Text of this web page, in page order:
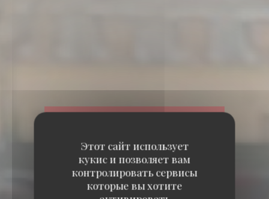
Этот сайт использует
кукис и позволяет вам
контролировать сервисы
которые вы хотите